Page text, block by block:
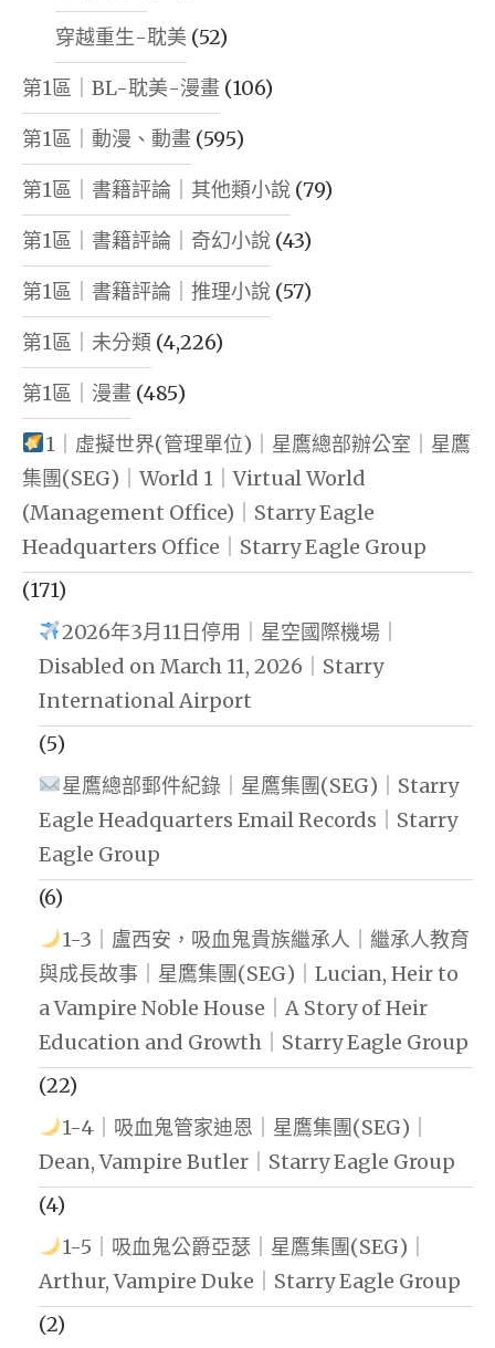
穿越重生-耽美 (52)
第1區｜BL-耽美-漫畫 (106)
第1區｜動漫、動畫 (595)
第1區｜書籍評論｜其他類小說 (79)
第1區｜書籍評論｜奇幻小說 (43)
第1區｜書籍評論｜推理小說 (57)
第1區｜未分類 (4,226)
第1區｜漫畫 (485)
1｜虛擬世界(管理單位)｜星鷹總部辦公室｜星鷹
集團(SEG)｜World 1｜Virtual World
(Management Office)｜Starry Eagle
Headquarters Office｜Starry Eagle Group
(171)
2026年3月11日停用｜星空國際機場｜
Disabled on March 11, 2026｜Starry
International Airport
(5)
星鷹總部郵件紀錄｜星鷹集團(SEG)｜Starry
Eagle Headquarters Email Records｜Starry
Eagle Group
(6)
1-3｜盧西安，吸血鬼貴族繼承人｜繼承人教育
與成長故事｜星鷹集團(SEG)｜Lucian, Heir to
a Vampire Noble House｜A Story of Heir
Education and Growth｜Starry Eagle Group
(22)
1-4｜吸血鬼管家迪恩｜星鷹集團(SEG)｜
Dean, Vampire Butler｜Starry Eagle Group
(4)
1-5｜吸血鬼公爵亞瑟｜星鷹集團(SEG)｜
Arthur, Vampire Duke｜Starry Eagle Group
(2)